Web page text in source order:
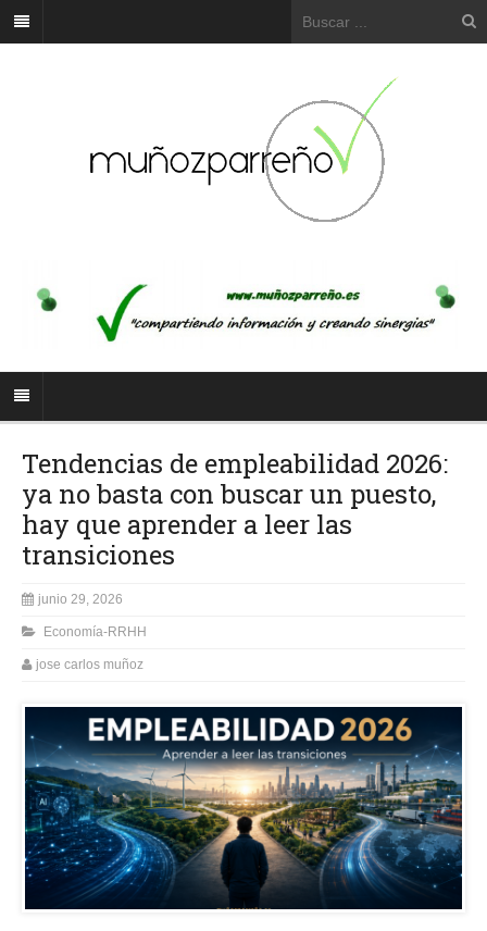
Tendencias de empleabilidad 2026:
ya no basta con buscar un puesto,
hay que aprender a leer las
transiciones
junio 29, 2026
Economía-RRHH
jose carlos muñoz